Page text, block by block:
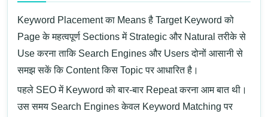
Keyword Placement का Means है Target Keyword को
Page के महत्वपूर्ण Sections में Strategic और Natural तरीके से
Use करना ताकि Search Engines और Users दोनों आसानी से
समझ सकें कि Content किस Topic पर आधारित है।
पहले SEO में Keyword को बार-बार Repeat करना आम बात थी।
उस समय Search Engines केवल Keyword Matching पर